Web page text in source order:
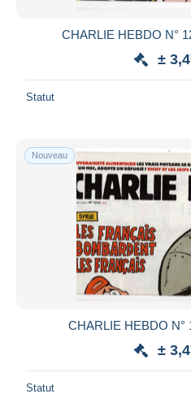
CHARLIE HEBDO N°
±
Statut
Nouveau
CHARLIE HEBDO N°
±
Statut